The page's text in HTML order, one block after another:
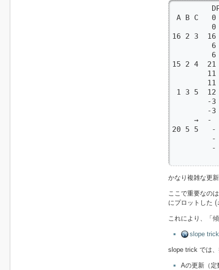
A B C
0
16 2 3
6
6
15 2 4
11
11
1 3 5
-3
-3
→  -
20 5 5
-
-
かなり複雑な更
ここで重要なの
にプロットした (
(
これにより、「
slope
slope trick では
Aの更新（